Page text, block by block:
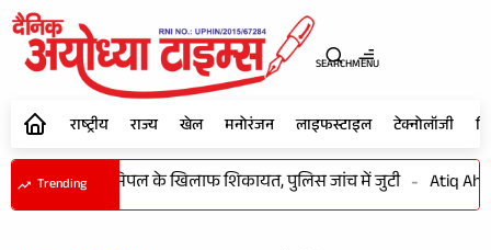
SEARCHMENU
राष्ट्रीय राज्य खेल मनोरंजन लाइफस्टाइल टेक्नोलॉजी
Trending
इंटर कॉलेज प्रिंसिपल के खिलाफ शिकायत, पुलिस जांच में जुटी - Atiq